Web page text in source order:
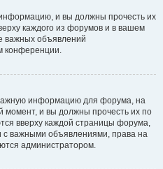
и вы должны прочесть их
каждого из форумов и в вашем
важных объявлений
конференции.
информацию для форума, на
момент, и вы должны прочесть их по
вверху каждой страницы форума,
с важными объявлениями, права на
администратором.